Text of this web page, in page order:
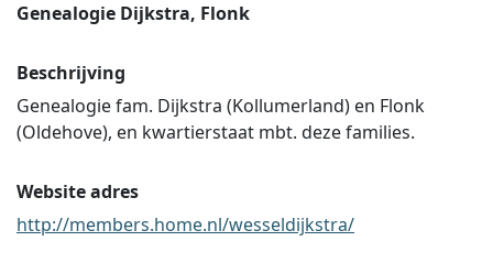
Genealogie Dijkstra, Flonk
Beschrijving
Genealogie fam. Dijkstra (Kollumerland) en Flonk
(Oldehove), en kwartierstaat mbt. deze families.
Website adres
http://members.home.nl/wesseldijkstra/